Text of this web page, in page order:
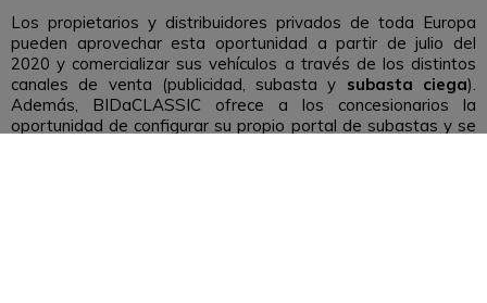
Los propietarios y distribuidores privados de toda Europa
pueden aprovechar esta oportunidad a partir de julio del
2020 y comercializar sus vehículos a través de los distintos
canales de venta (publicidad, subasta y subasta ciega).
Además, BIDaCLASSIC ofrece a los concesionarios la
oportunidad de configurar su propio portal de subastas y se